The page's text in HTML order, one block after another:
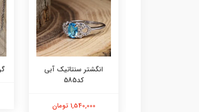
انگشتر سنتاتیک آبی
کد585
1,540,000 تومان